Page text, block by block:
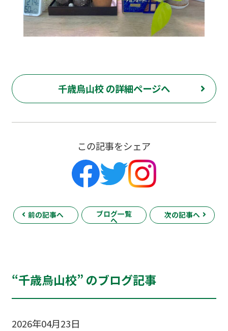
千歳烏山校 の詳細ページへ
この記事をシェア
前の記事へ ブログ一覧
へ
次の記事へ
“千歳烏山校” のブログ記事
2026年04月23日